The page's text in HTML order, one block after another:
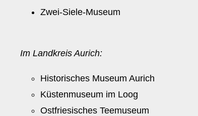
Zwei-Siele-Museum
Im Landkreis Aurich:
Historisches Museum Aurich
Küstenmuseum im Loog
Ostfriesisches Teemuseum